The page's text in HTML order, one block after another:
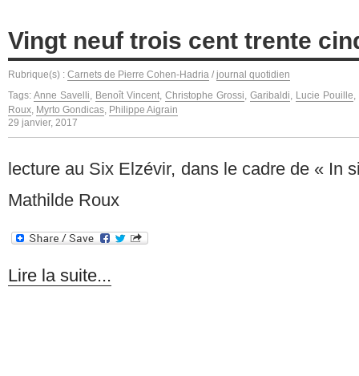
Vingt neuf trois cent trente
Rubrique(s) : Carnets de Pierre Cohen-Hadria / journal quotidien
Tags: Anne Savelli Benoît Vincent Christophe Grossi Garibaldi Lucie Pouille
Roux Myrto Gondicas Philippe Aigrain
29 janvier, 2017
lecture au Six Elzévir, dans le cadre de « In
Mathilde Roux
Lire la suite...